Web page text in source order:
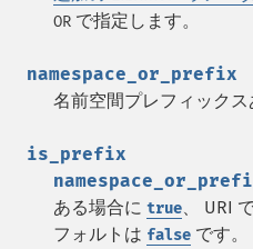
OR で指定します。
namespace_or_prefix
名前空間プレフィックス
is_prefix
ある場合に true、 URI
フォルトは false です。